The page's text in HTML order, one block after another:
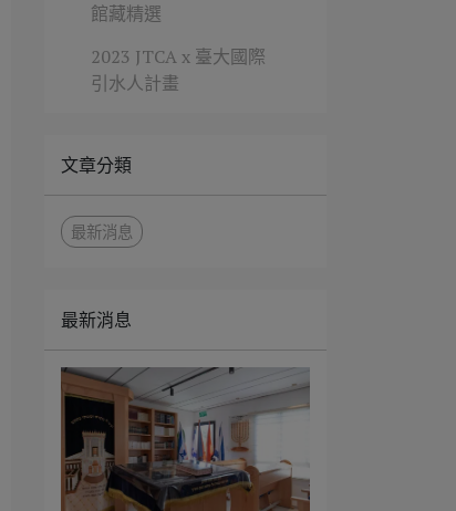
館藏精選
2023 JTCA x 臺大國際
引水人計畫
文章分類
最新消息
最新消息